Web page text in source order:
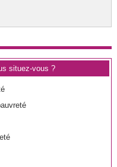
situez-vous ?